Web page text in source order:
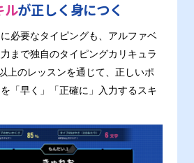
ルが正しく身につく
必要なタイピングも、アルファベ
まで独自のタイピングカリキュラ
上のレッスンを通じて、正しいポ
「早く」「正確に」入力するスキ